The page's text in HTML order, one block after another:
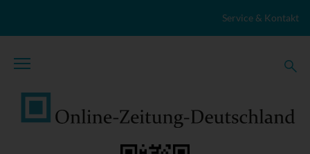
Service & Kontakt